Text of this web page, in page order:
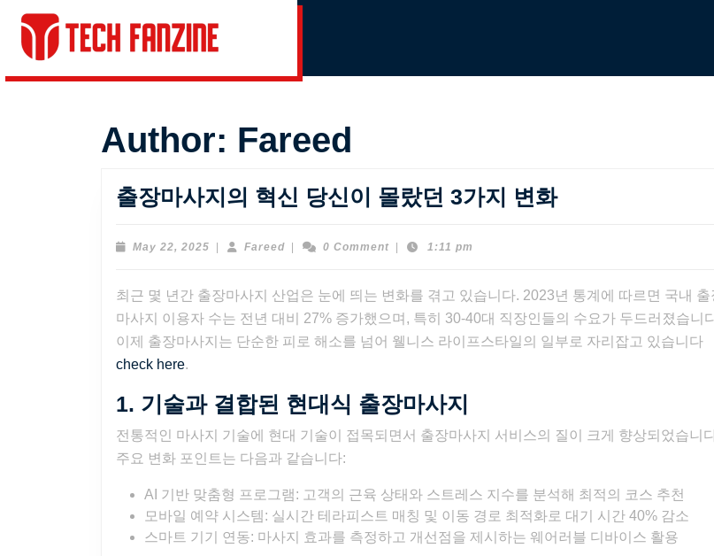
content
Author: Fareed
출장마사지의 혁신 당신이 몰랐던 3가지 변화출
지
의
혁
신
몰
랐
던
May 22, 2025 May
FareedFareed0 Comment 1:11 pm
최근 몇 년간 출장마사지 산업은 눈에 띄는 변화를 겪고 있습니다. 2023년 통계에 따르면 국내 출
마사지 이용자 수는 전년 대비 27% 증가했으며, 특히 30-40대 직장인들의 수요가 두드러졌습니
이제 출장마사지는 단순한 피로 해소를 넘어 웰니스 라이프스타일의 일부로 자리잡고 있습니다
check here.
1. 기술과 결합된 현대식 출장마사지
전통적인 마사지 기술에 현대 기술이 접목되면서 출장마사지 서비스의 질이 크게 향상되었습니
주요 변화 포인트는 다음과 같습니다:
AI 기반 맞춤형 프로그램: 고객의 근육 상태와 스트레스 지수를 분석해 최적의 코스 추천
모바일 예약 시스템: 실시간 테라피스트 매칭 및 이동 경로 최적화로 대기 시간 40% 감소
스마트 기기 연동: 마사지 효과를 측정하고 개선점을 제시하는 웨어러블 디바이스 활용